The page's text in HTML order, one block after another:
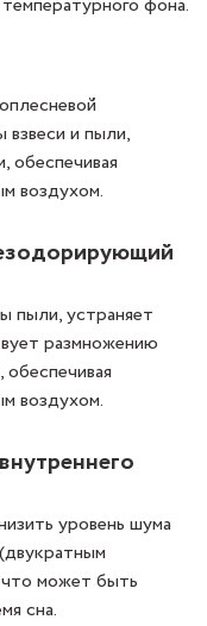
и пыли,
обеспечивая
воздухом.
пыли, устраняет
размножению
воздухом.
уровень шума
может быть
сна.